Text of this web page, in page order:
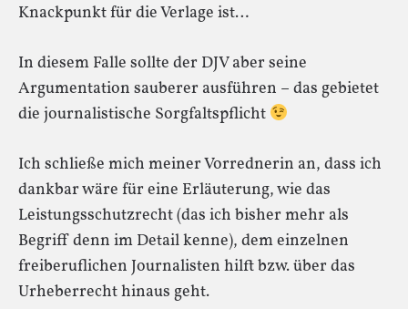
Knackpunkt für die Verlage ist…
In diesem Falle sollte der DJV aber seine
Argumentation sauberer ausführen – das gebietet
die journalistische Sorgfaltspflicht
Ich schließe mich meiner Vorrednerin an, dass ich
dankbar wäre für eine Erläuterung, wie das
Leistungsschutzrecht (das ich bisher mehr als
Begriff denn im Detail kenne), dem einzelnen
freiberuflichen Journalisten hilft bzw. über das
Urheberrecht hinaus geht.